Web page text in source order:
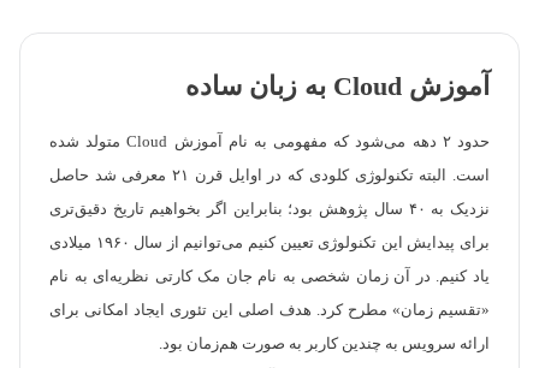
آموزش Cloud به زبان ساده
حدود ۲ دهه می‌شود که مفهومی به نام آموزش Cloud متولد شده
است. البته تکنولوژی کلودی که در اوایل قرن ۲۱ معرفی شد حاصل
نزدیک به ۴۰ سال پژوهش بود؛ بنابراین اگر بخواهیم تاریخ دقیق‌تری
برای پیدایش این تکنولوژی تعیین کنیم می‌توانیم از سال ۱۹۶۰ میلادی
یاد کنیم. در آن زمان شخصی به نام جان مک کارتی نظریه‌ای به نام
«تقسیم زمان» مطرح کرد. هدف اصلی این تئوری ایجاد امکانی برای
ارائه سرویس به چندین کاربر به صورت هم‌زمان بود.